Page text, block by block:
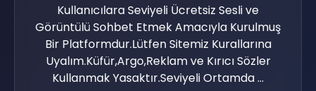
🔊
Kullanıcılara Seviyeli Ücretsiz Sesli ve
Görüntülü Sohbet Etmek Amacıyla Kurulmuş
Bir Platformdur.Lütfen Sitemiz Kurallarına
Uyalım.Küfür,Argo,Reklam ve Kırıcı Sözler
Kullanmak Yasaktır.Seviyeli Ortamda ...